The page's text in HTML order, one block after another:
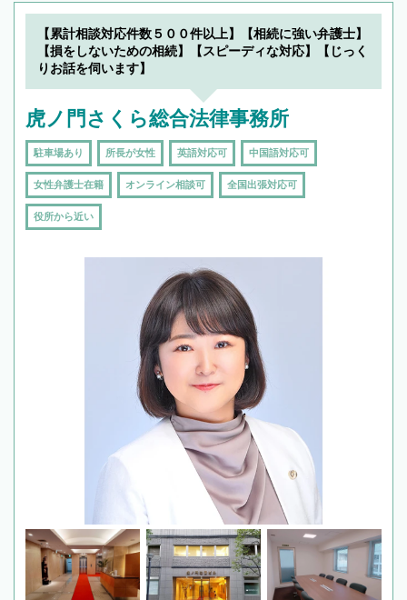
【累計相談対応件数５００件以上】【相続に強い弁護士】
【損をしないための相続】【スピーディな対応】【じっく
りお話を伺います】
虎ノ門さくら総合法律事務所
駐車場あり 所長が女性 英語対応可 中国語対応可
女性弁護士在籍 オンライン相談可 全国出張対応可
役所から近い